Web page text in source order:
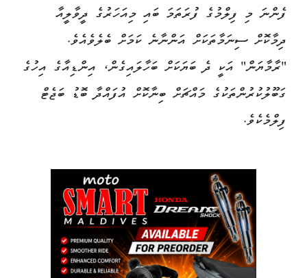
ފެންނަ މި ފިލްމުގެ ފުރަތަމަ ބައި މިއަހަރުގެ ދީވާލީއާ
ދިމާކޮށް ސިނަމާތަކަށް އަންނާނެ ކަމަށް ބެލެވެއެވެ.
"ރާމާޔަން" އަކީ ދެ ބަޔަކަށް ބަހާލައިގެން، އިންޑިއާގެ އިހުގެ
ގަބޫލުކުރުންތަކުގެ މައްޗަށް ބިނާކޮށް އުފައްދާ ބޮޑު ބަޖެޓް
ފިލްމެކެވެ.